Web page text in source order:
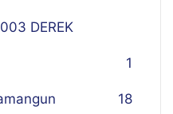
DEREK
1
18